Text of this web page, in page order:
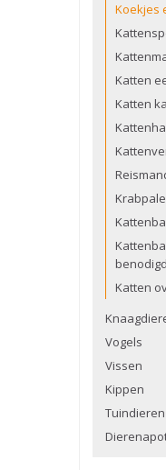
Koekjes
Katten
Katten
Katten
Vogels
Vissen
Kippen
Tuindieren